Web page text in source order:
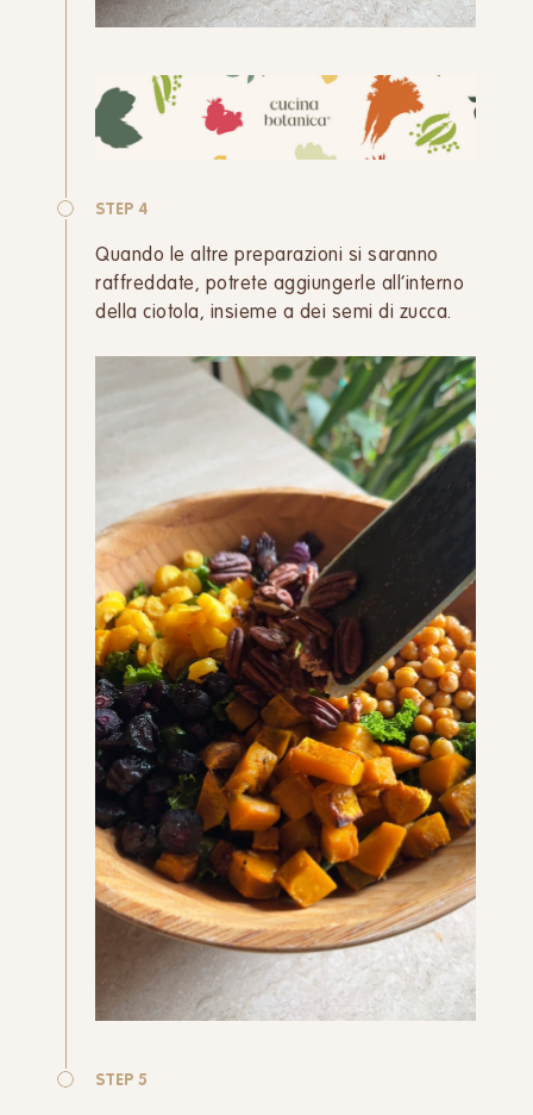
STEP 4
Quando le altre preparazioni si saranno
raffreddate, potrete aggiungerle all’interno
della ciotola, insieme a dei semi di zucca.
STEP 5